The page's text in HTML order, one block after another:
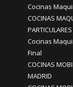
Cocinas
COCINAS
Cocinas
Final
COCINAS
MADRID